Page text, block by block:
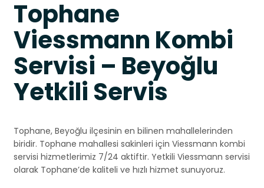
Tophane
Viessmann Kombi
Servisi – Beyoğlu
Yetkili Servis
Tophane, Beyoğlu ilçesinin en bilinen mahallelerinden
biridir. Tophane mahallesi sakinleri için Viessmann kombi
servisi hizmetlerimiz 7/24 aktiftir. Yetkili Viessmann servisi
olarak Tophane’de kaliteli ve hızlı hizmet sunuyoruz.